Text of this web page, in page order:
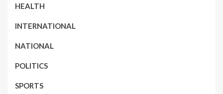
HEALTH
INTERNATIONAL
NATIONAL
POLITICS
SPORTS